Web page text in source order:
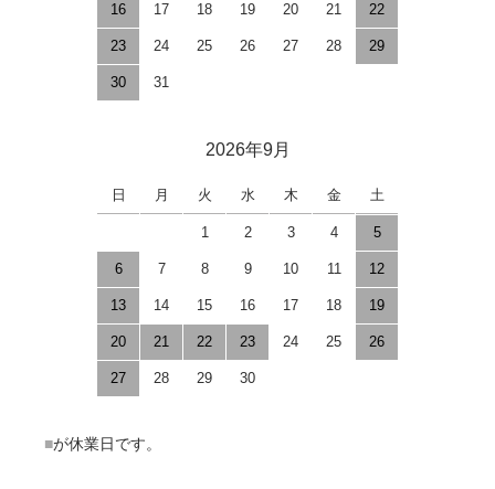
16 17 18 19 20 21 22
23 24 25 26 27 28 29
30 31
2026年9月
日 月 火 水 木 金 土
1 2 3 4 5
6 7 8 9 10 11 12
13 14 15 16 17 18 19
20 21 22 23 24 25 26
27 28 29 30
■が休業日です。